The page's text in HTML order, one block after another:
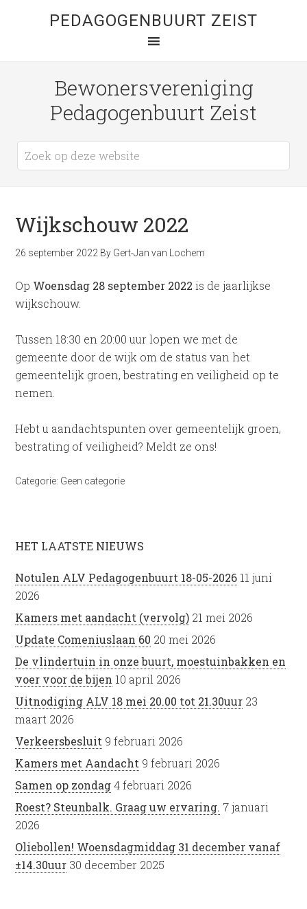
PEDAGOGENBUURT ZEIST
Bewonersvereniging
Pedagogenbuurt Zeist
Wijkschouw 2022
26 september 2022 By Gert-Jan van Lochem
Op Woensdag 28 september 2022is de jaarlijkse
wijkschouw.
Tussen 18:30 en 20:00 uur lopen we met de
gemeente door de wijk om de status van het
gemeentelijk groen, bestrating en veiligheid op te
nemen.
Hebt u aandachtspunten over gemeentelijk groen,
bestrating of veiligheid? Meldt ze ons!
Categorie: Geen categorie
HET LAATSTE NIEUWS
Notulen ALV Pedagogenbuurt 18-05-2026 11 juni
2026
Kamers met aandacht (vervolg) 21 mei 2026
Update Comeniuslaan 60 20 mei 2026
De vlindertuin in onze buurt, moestuinbakken en
voer voor de bijen 10 april 2026
Uitnodiging ALV 18 mei 20.00 tot 21.30uur 23
maart 2026
Verkeersbesluit 9 februari 2026
Kamers met Aandacht 9 februari 2026
Samen op zondag 4 februari 2026
Roest? Steunbalk. Graag uw ervaring. 7 januari
2026
Oliebollen! Woensdagmiddag 31 december vanaf
±14.30uur 30 december 2025